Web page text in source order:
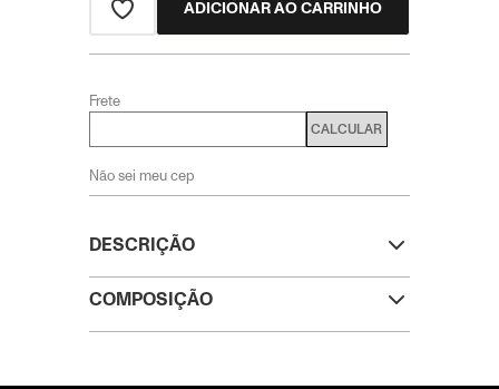
DESCRIÇÃO
COMPOSIÇÃO
ADICIONAR AO CARRINHO
Frete
CALCULAR
Não sei meu cep